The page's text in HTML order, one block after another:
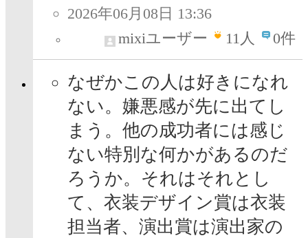
2026年06月08日 13:36
mixiユーザー
11人 0件
なぜかこの人は好きになれ
ない。嫌悪感が先に出てし
まう。他の成功者には感じ
ない特別な何かがあるのだ
ろうか。それはそれとし
て、衣装デザイン賞は衣装
担当者、演出賞は演出家の